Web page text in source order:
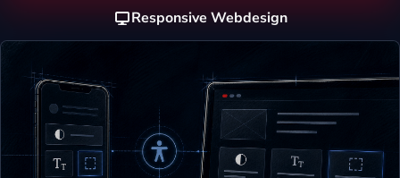
Responsive Webdesign